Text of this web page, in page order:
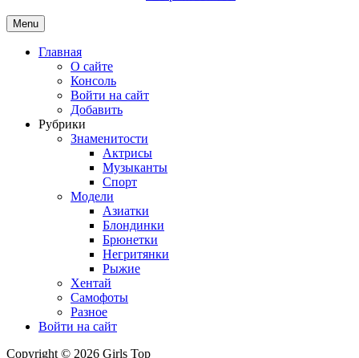
Menu
Главная
О сайте
Консоль
Войти на сайт
Добавить
Рубрики
Знаменитости
Актрисы
Музыканты
Спорт
Модели
Азиатки
Блондинки
Брюнетки
Негритянки
Рыжие
Хентай
Самофоты
Разное
Войти на сайт
Copyright © 2026 Girls Top